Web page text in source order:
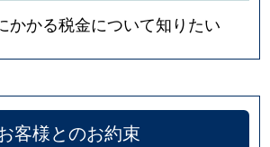
かかる税金について知りたい
客様とのお約束